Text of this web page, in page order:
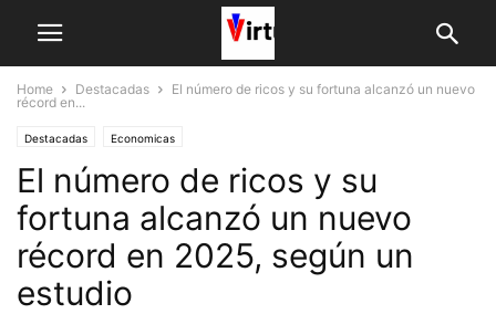
Home Destacadas
El número de ricos y su fortuna alcanzó un nuevo
récord en...
Destacadas Economicas
El número de ricos y su
fortuna alcanzó un nuevo
récord en 2025, según un
estudio